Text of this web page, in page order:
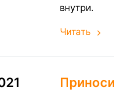
внутри.
Читать